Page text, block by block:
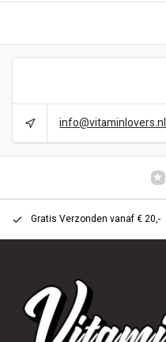
info@vitaminlovers.nl
Gratis Verzonden vanaf € 20,-